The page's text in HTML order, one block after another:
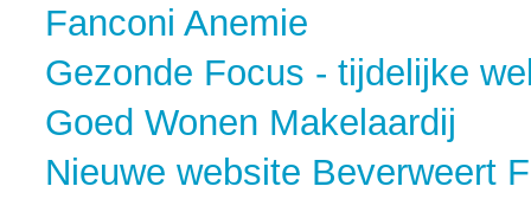
Fanconi Anemie
Gezonde Focus - tijdelijke
Goed Wonen Makelaardij
Nieuwe website Beverweert